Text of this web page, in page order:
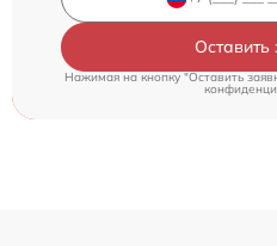
Оставить
Нажимая на кнопку "Оставить